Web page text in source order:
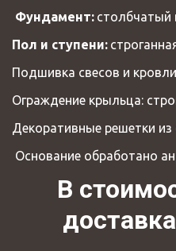
Фундамент: столбчатый
Пол и ступени:
Подшивка свесов и
Ограждение крыльца:
Декоративные решетки из
Основание обработано
В